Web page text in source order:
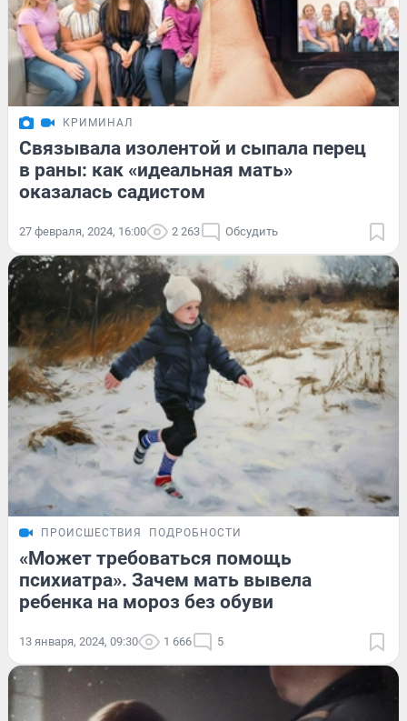
КРИМИНАЛ
Связывала изолентой и сыпала перец
в раны: как «идеальная мать»
оказалась садистом
27 февраля, 2024, 16:00 2 263 Обсудить
ПРОИСШЕСТВИЯ ПОДРОБНОСТИ
«Может требоваться помощь
психиатра». Зачем мать вывела
ребенка на мороз без обуви
13 января, 2024, 09:30 1 666 5